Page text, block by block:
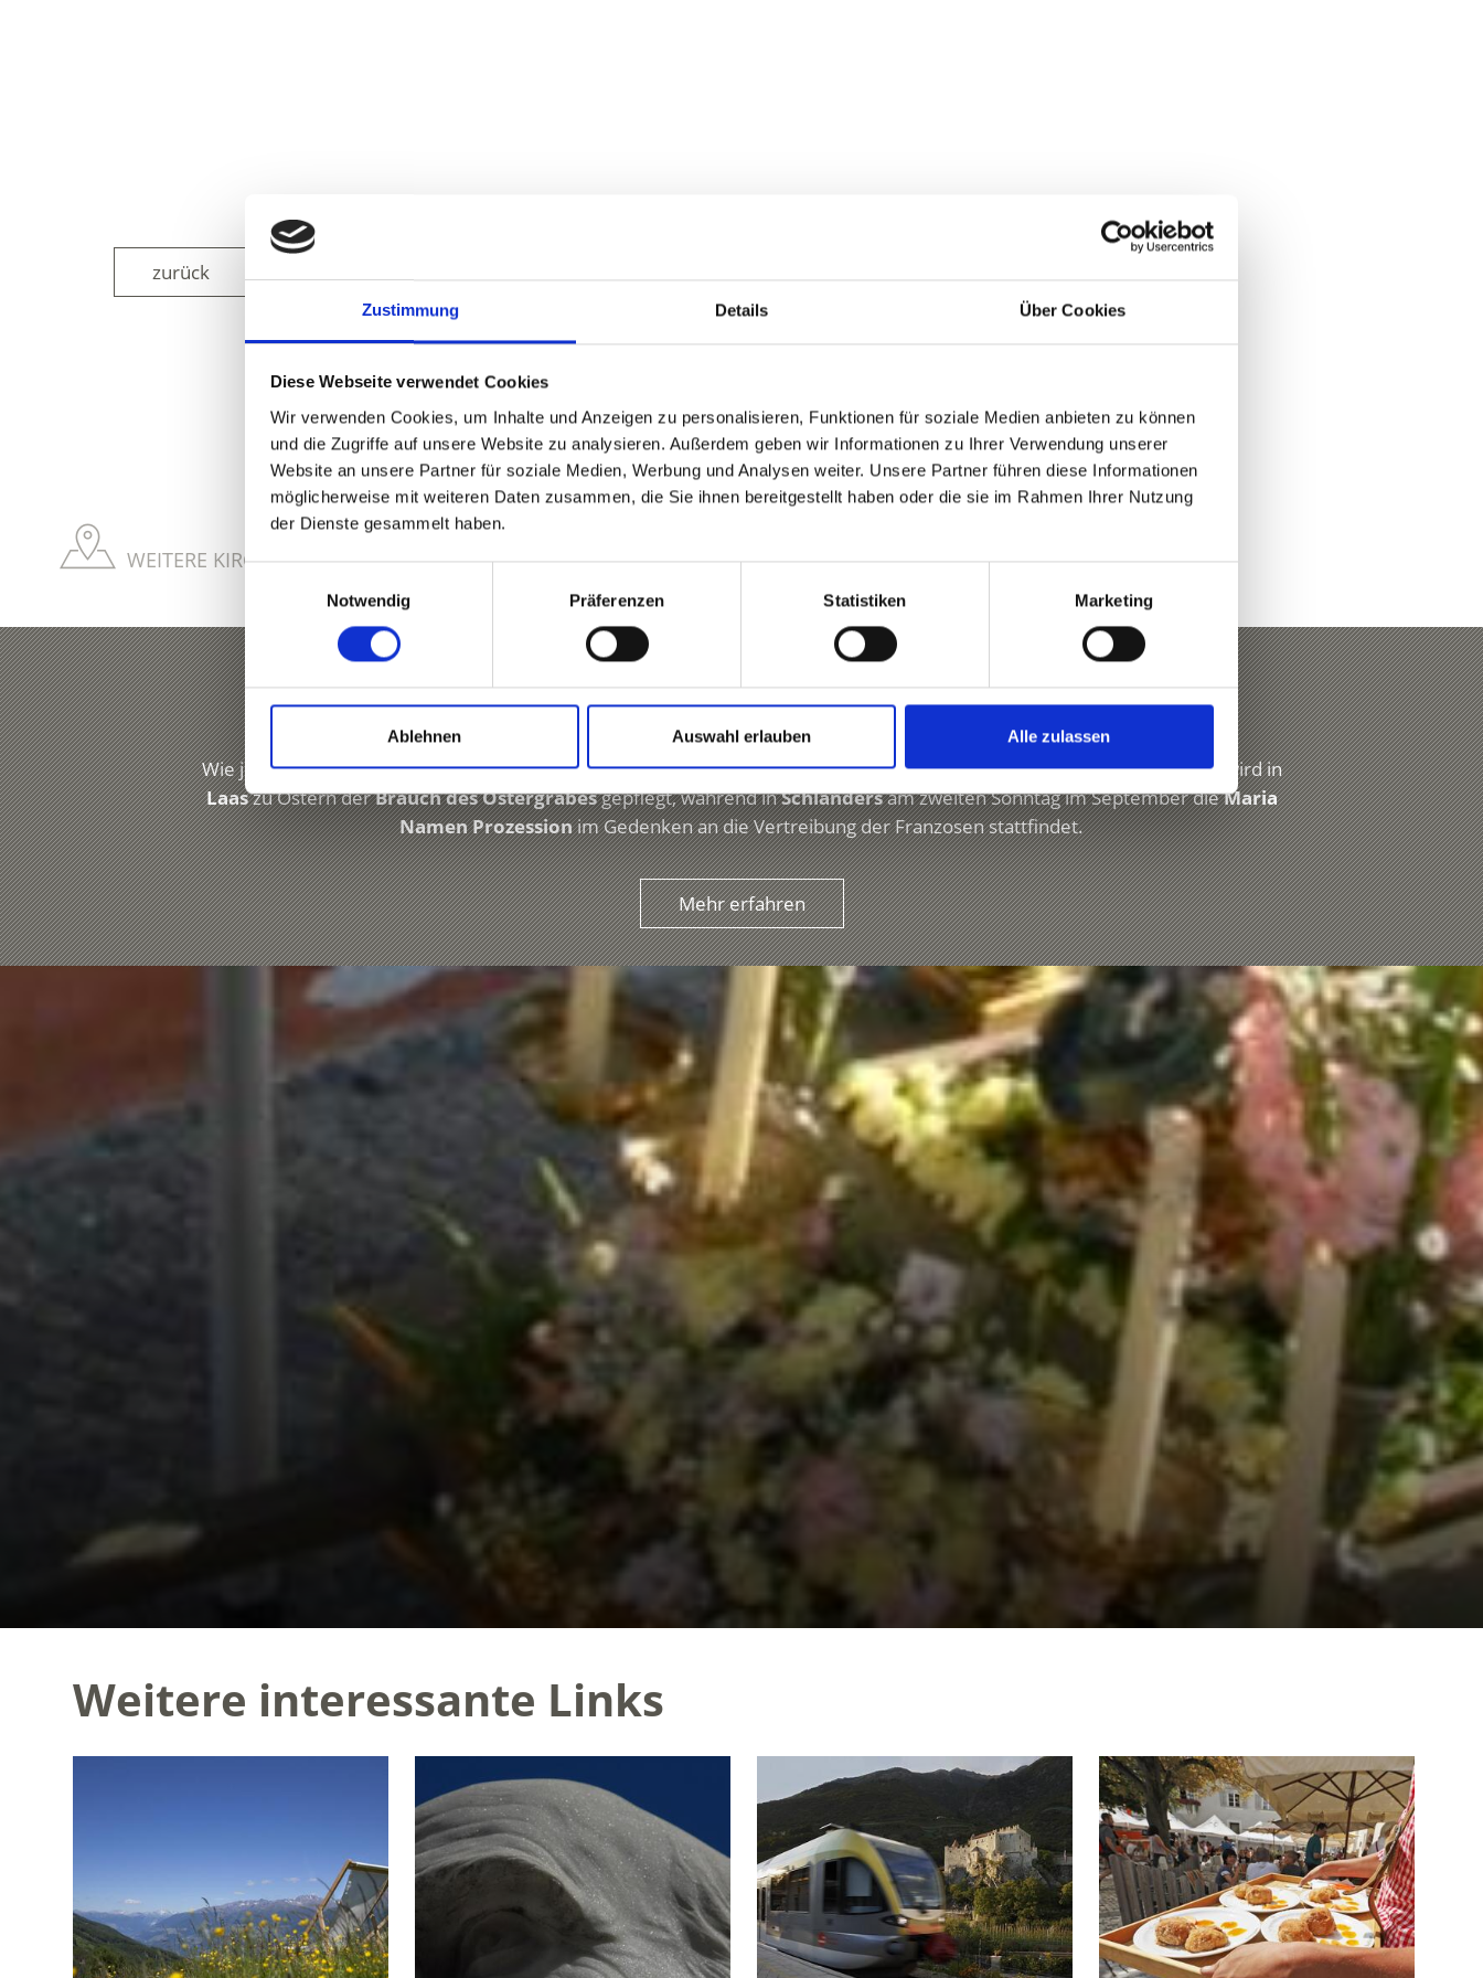
Zustimmung Details Über Cookies
Diese Webseite verwendet Cookies
Wir verwenden Cookies, um Inhalte und Anzeigen zu personalisieren, Funktionen für soziale Medien anbieten zu können
und die Zugriffe auf unsere Website zu analysieren. Außerdem geben wir Informationen zu Ihrer Verwendung unserer
Website an unsere Partner für soziale Medien, Werbung und Analysen weiter. Unsere Partner führen diese Informationen
möglicherweise mit weiteren Daten zusammen, die Sie ihnen bereitgestellt haben oder die sie im Rahmen Ihrer Nutzung
der Dienste gesammelt haben.
Notwendig
Präferenzen Statistiken Marketing
Ablehnen Auswahl erlauben Alle zulassen
zurück
WEITERE KIRCHEN & KLÖSTER IM VINSCHGAU AUF KARTE ANZEIGEN
Prozession & Kirchtage
Wie jede Gemeinde im Vinschgau besitzen auch Schlanders und Laas ihre ganz eigenen Kirchtage und Prozessionen. So wird in
Laaszu Ostern derBrauch des Ostergrabesgepflegt, während inSchlandersam zweiten Sonntag im September dieMaria
Namen Prozessionim Gedenken an die Vertreibung der Franzosen stattfindet.
Mehr erfahren
Weitere interessante Links